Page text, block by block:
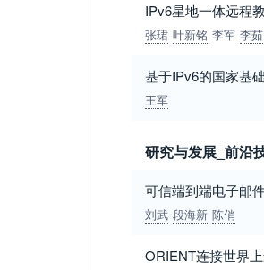
IPv6星地一体远程
张珺 叶新铭 李军 李茹
基于IPv6的国家基
王军
研究与发展_前沿
可信端到端电子邮
刘武 段海新 陈俏
ORIENT连接世界